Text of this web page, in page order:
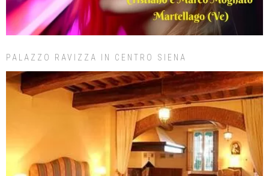
PALAZZO RAVIZZA IN CENTRO SIENA